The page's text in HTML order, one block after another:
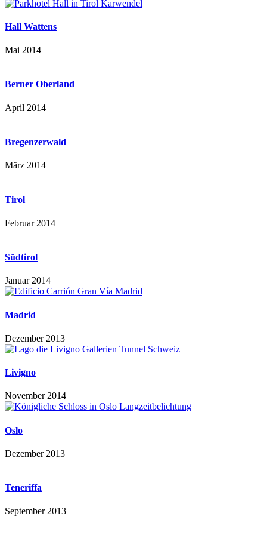
Hall Wattens
Mai 2014
Berner Oberland
April 2014
Bregenzerwald
März 2014
Tirol
Februar 2014
Südtirol
Januar 2014
Madrid
Dezember 2013
Livigno
November 2014
Oslo
Dezember 2013
Teneriffa
September 2013